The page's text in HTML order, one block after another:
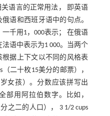
语言的正常用法， 即英语
语和西班牙语中的句点。
千用1，000表示； 在俄语
语中表示为1 000。当两个
据上下文以不同的风格表
（二十枚15美分的邮票），
岁女孩）。分数应该拼写出
部用阿拉伯数字。比如，
之二的人口）， 3 1/2 cups